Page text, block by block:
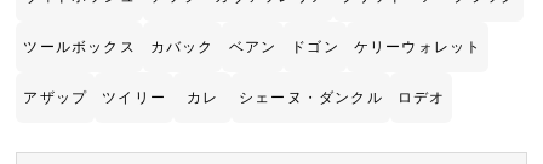
ツールボックス カバック ベアン ドゴン ケリーウォレット
アザップ ツイリー カレ シェーヌ・ダンクル ロデオ